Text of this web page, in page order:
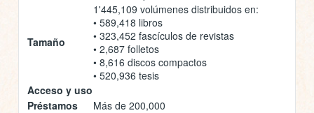
Tamaño
1'445,109 volúmenes distribuidos en:
• 589,418 libros
• 323,452 fascículos de revistas
• 2,687 folletos
• 8,616 discos compactos
• 520,936 tesis
Acceso y uso
Préstamos
Más de 200,000